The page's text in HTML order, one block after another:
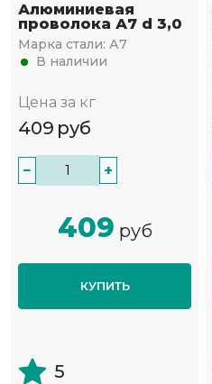
Алюминиевая
проволока А7 d 3,0
Марка стали: А7
В наличии
Цена за кг
409 руб
− +
409 руб
КУПИТЬ
5